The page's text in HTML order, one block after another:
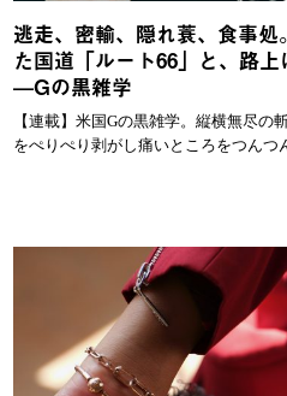
逃走、密輸、隠れ蓑、食事
た国道「ルート66」と、路
—Gの黒雑学
【連載】米国Gの黒雑学。縦横無尽
をぺりぺり剥がし痛いところをつんつ